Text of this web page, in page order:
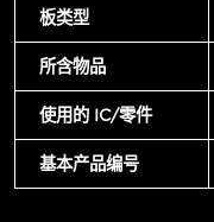
板类型
所含物品
使用的 IC/零件
基本产品编号